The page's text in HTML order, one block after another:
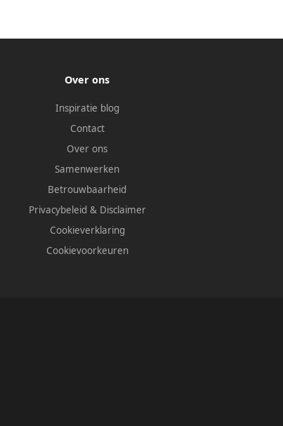
Over ons
Inspiratie blog
Contact
Over ons
Samenwerken
Betrouwbaarheid
Privacybeleid & Disclaimer
Cookieverklaring
Cookievoorkeuren